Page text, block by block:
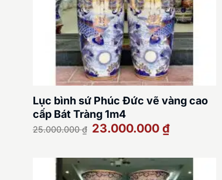
Lục bình sứ Phúc Đức vẽ vàng cao
cấp Bát Tràng 1m4
25.000.000₫ Giá
gốc
23.000.000₫Giá
23.000.000 ₫.